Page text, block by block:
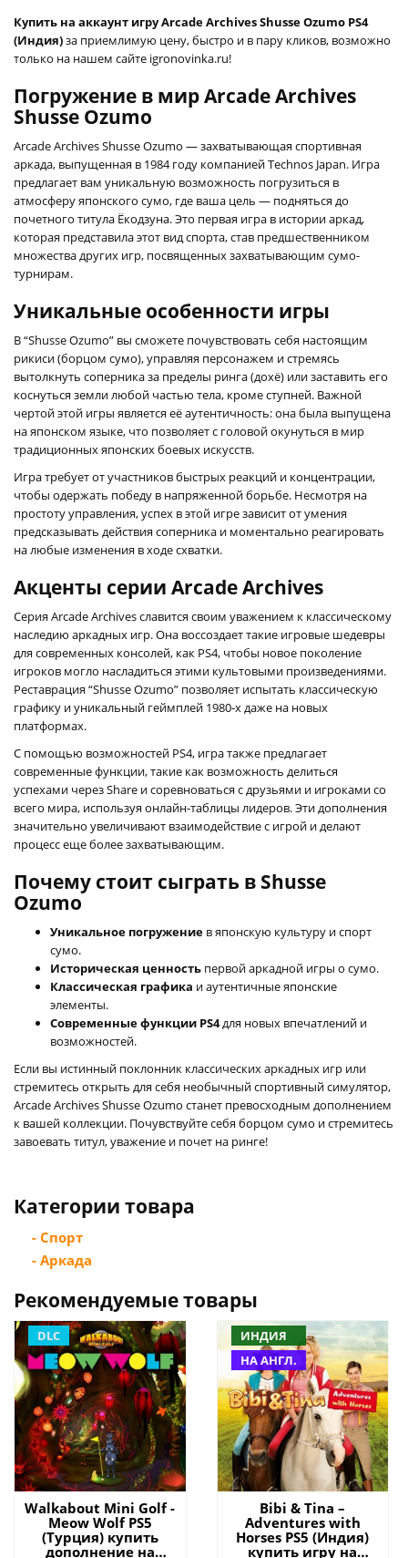
Купить на аккаунт игру Arcade Archives Shusse Ozumo PS4
(Индия)за приемлимую цену, быстро и в пару кликов, возможно
только на нашем сайте igronovinka.ru!
Погружение в мир Arcade Archives
Shusse Ozumo
Arcade Archives Shusse Ozumo — захватывающая спортивная
аркада, выпущенная в 1984 году компанией Technos Japan. Игра
предлагает вам уникальную возможность погрузиться в
атмосферу японского сумо, где ваша цель — подняться до
почетного титула Ёкодзуна. Это первая игра в истории аркад,
которая представила этот вид спорта, став предшественником
множества других игр, посвященных захватывающим сумо-
турнирам.
Уникальные особенности игры
В “Shusse Ozumo” вы сможете почувствовать себя настоящим
рикиси (борцом сумо), управляя персонажем и стремясь
вытолкнуть соперника за пределы ринга (дохё) или заставить его
коснуться земли любой частью тела, кроме ступней. Важной
чертой этой игры является её аутентичность: она была выпущена
на японском языке, что позволяет с головой окунуться в мир
традиционных японских боевых искусств.
Игра требует от участников быстрых реакций и концентрации,
чтобы одержать победу в напряженной борьбе. Несмотря на
простоту управления, успех в этой игре зависит от умения
предсказывать действия соперника и моментально реагировать
на любые изменения в ходе схватки.
Акценты серии Arcade Archives
Серия Arcade Archives славится своим уважением к классическому
наследию аркадных игр. Она воссоздает такие игровые шедевры
для современных консолей, как PS4, чтобы новое поколение
игроков могло насладиться этими культовыми произведениями.
Реставрация “Shusse Ozumo” позволяет испытать классическую
графику и уникальный геймплей 1980-х даже на новых
платформах.
С помощью возможностей PS4, игра также предлагает
современные функции, такие как возможность делиться
успехами через Share и соревноваться с друзьями и игроками со
всего мира, используя онлайн-таблицы лидеров. Эти дополнения
значительно увеличивают взаимодействие с игрой и делают
процесс еще более захватывающим.
Почему стоит сыграть в Shusse
Ozumo
Уникальное погружение в японскую культуру и спорт
сумо.
Историческая ценность первой аркадной игры о сумо.
Классическая графика и аутентичные японские
элементы.
Современные функции PS4для новых впечатлений и
возможностей.
Если вы истинный поклонник классических аркадных игр или
стремитесь открыть для себя необычный спортивный симулятор,
Arcade Archives Shusse Ozumo станет превосходным дополнением
к вашей коллекции. Почувствуйте себя борцом сумо и стремитесь
завоевать титул, уважение и почет на ринге!
Категории товара
- Спорт
- Аркада
Рекомендуемые товары
DLC
Walkabout Mini Golf -
Meow Wolf PS5
(Турция) купить
дополнение на
ИНДИЯ
НА АНГЛ.
Bibi & Tina –
Adventures with
Horses PS5 (Индия)
купить игру на